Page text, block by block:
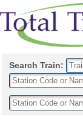
Search Train: